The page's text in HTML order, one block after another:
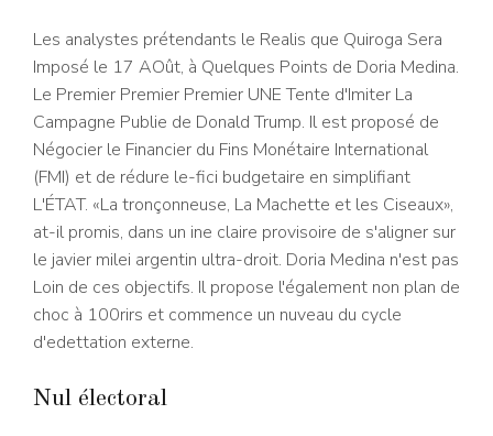
Les analystes prétendants le Realis que Quiroga Sera
Imposé le 17 AOût, à Quelques Points de Doria Medina.
Le Premier Premier Premier UNE Tente d'Imiter La
Campagne Publie de Donald Trump. Il est proposé de
Négocier le Financier du Fins Monétaire International
(FMI) et de rédure le-fici budgetaire en simplifiant
L'ÉTAT. «La tronçonneuse, La Machette et les Ciseaux»,
at-il promis, dans un ine claire provisoire de s'aligner sur
le javier milei argentin ultra-droit. Doria Medina n'est pas
Loin de ces objectifs. Il propose l'également non plan de
choc à 100rirs et commence un nuveau du cycle
d'edettation externe.
Nul électoral